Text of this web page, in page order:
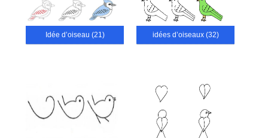
Idée d’oiseau (21) idées d’oiseaux (32)